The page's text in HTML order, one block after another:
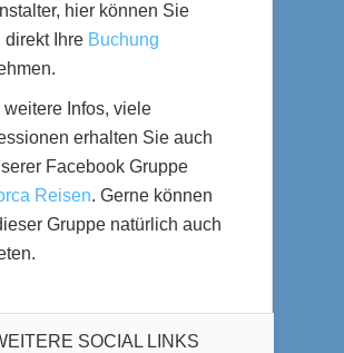
hier können Sie
direkt Ihre Buchung
weitere Infos, viele
erhalten Sie auch
Facebook Gruppe
Reisen. Gerne können
Gruppe natürlich auch
SOCIAL LINKS